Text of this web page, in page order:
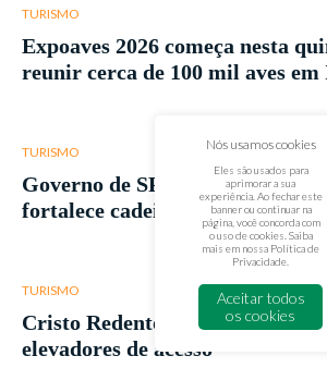
TURISMO
Expoaves 2026 começa nesta
reunir cerca de 100 mil aves
TURISMO
Governo de SP lança Rotas da
fortalece cadeia produtiva em
TURISMO
Cristo Redentor terá novas
elevadores de acesso
Nós usamos cookies
Eles são usados para
aprimorar a sua
experiência. Ao fechar este
banner ou continuar na
página, você concorda com
o uso de cookies. Saiba
mais em nossa Política de
Privacidade
Aceitar todos
os cookies